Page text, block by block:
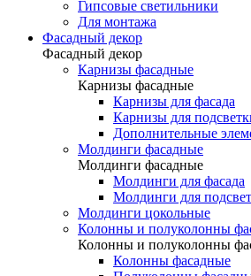
Гипсовые светильники
Для монтажа
Фасадный декор
Фасадный декор
Карнизы фасадные
Карнизы фасадные
Карнизы для фасада
Карнизы для
Дополнительные
Молдинги фасадные
Молдинги фасадные
Молдинги для фасада
Молдинги для
Молдинги цокольные
Колонны и полуколонны
Колонны и полуколонны
Колонны фасадные